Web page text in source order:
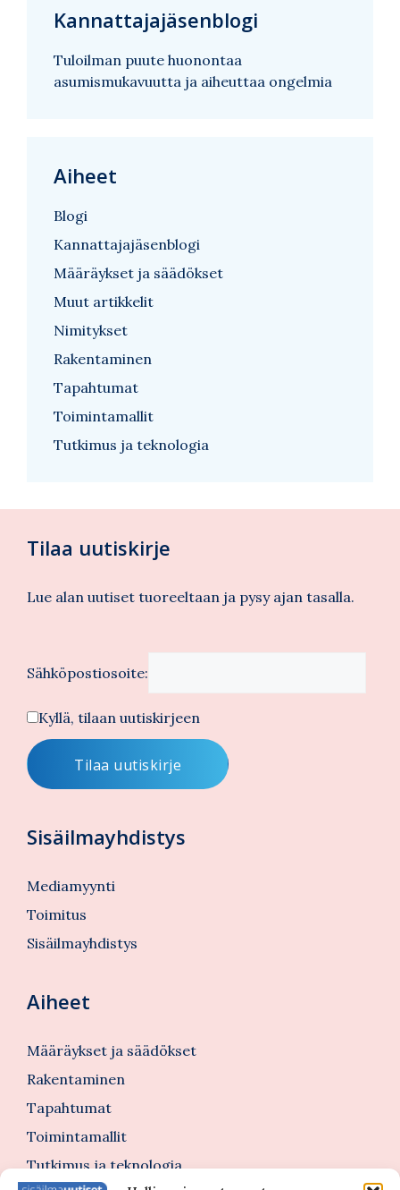
Kannattajajäsenblogi
Tuloilman puute huonontaa
asumismukavuutta ja aiheuttaa ongelmia
Aiheet
Blogi
Kannattajajäsenblogi
Määräykset ja säädökset
Muut artikkelit
Nimitykset
Rakentaminen
Tapahtumat
Toimintamallit
Tutkimus ja teknologia
Tilaa uutiskirje
Lue alan uutiset tuoreeltaan ja pysy ajan tasalla.
Sähköpostiosoite:
Kyllä, tilaan uutiskirjeen
Sisäilmayhdistys
Mediamyynti
Toimitus
Sisäilmayhdistys
Aiheet
Määräykset ja säädökset
Rakentaminen
Tapahtumat
Toimintamallit
Tutkimus ja teknologia